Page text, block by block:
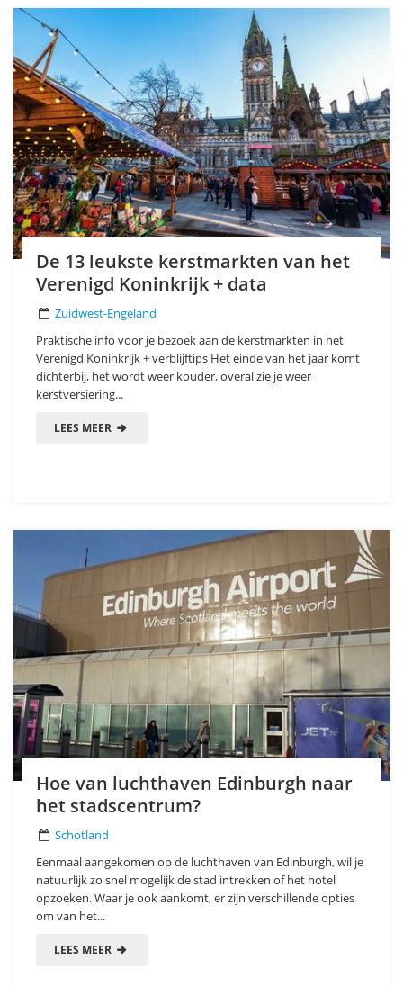
De 13 leukste kerstmarkten van het
Verenigd Koninkrijk + data
Zuidwest-Engeland
Praktische info voor je bezoek aan de kerstmarkten in het
Verenigd Koninkrijk + verblijftips Het einde van het jaar komt
dichterbij, het wordt weer kouder, overal zie je weer
kerstversiering...
LEES MEER
Hoe van luchthaven Edinburgh naar
het stadscentrum?
Schotland
Eenmaal aangekomen op de luchthaven van Edinburgh, wil je
natuurlijk zo snel mogelijk de stad intrekken of het hotel
opzoeken. Waar je ook aankomt, er zijn verschillende opties
om van het...
LEES MEER